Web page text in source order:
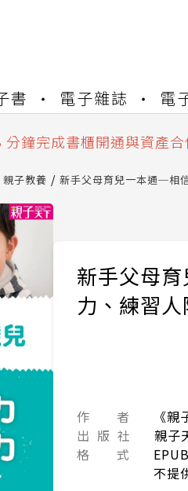
書 電子雜誌 電
位閱讀資產合併與書櫃開通
分鐘完成書櫃開通與資產
閱讀資產合併與書櫃開通
親子教養 新手父母育兒一本通─相
新手父母
力、練習人
作 者
《
出 版 社
親子
格 式
不提